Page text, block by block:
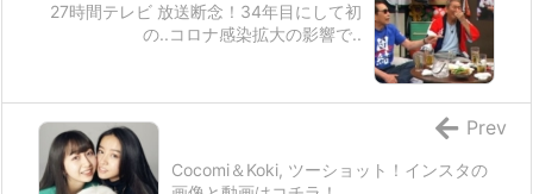
27時間テレビ 放送断念！34年目にして初
の..コロナ感染拡大の影響で..
Cocomi＆Koki, ツーショット！インスタの
Prev